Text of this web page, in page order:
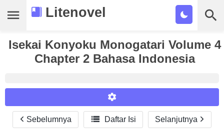
Litenovel
Daftar Novel
Tamat
Tags
Bookmark
Isekai Konyoku Monogatari Volume 4
Chapter 2 Bahasa Indonesia
Reader Settings
Sebelumnya  Daftar Isi Selanjutnya